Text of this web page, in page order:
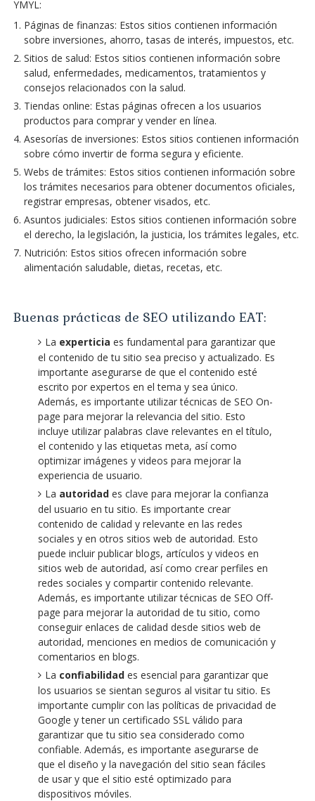
YMYL:
Páginas de finanzas: Estos sitios contienen información
sobre inversiones, ahorro, tasas de interés, impuestos, etc.
Sitios de salud: Estos sitios contienen información sobre
salud, enfermedades, medicamentos, tratamientos y
consejos relacionados con la salud.
Tiendas online: Estas páginas ofrecen a los usuarios
productos para comprar y vender en línea.
Asesorías de inversiones: Estos sitios contienen información
sobre cómo invertir de forma segura y eficiente.
Webs de trámites: Estos sitios contienen información sobre
los trámites necesarios para obtener documentos oficiales,
registrar empresas, obtener visados, etc.
Asuntos judiciales: Estos sitios contienen información sobre
el derecho, la legislación, la justicia, los trámites legales, etc.
Nutrición: Estos sitios ofrecen información sobre
alimentación saludable, dietas, recetas, etc.
Buenas prácticas de SEO utilizando EAT:
La experticia es fundamental para garantizar que
el contenido de tu sitio sea preciso y actualizado. Es
importante asegurarse de que el contenido esté
escrito por expertos en el tema y sea único.
Además, es importante utilizar técnicas de SEO On-
page para mejorar la relevancia del sitio. Esto
incluye utilizar palabras clave relevantes en el título,
el contenido y las etiquetas meta, así como
optimizar imágenes y videos para mejorar la
experiencia de usuario.
La autoridad es clave para mejorar la confianza
del usuario en tu sitio. Es importante crear
contenido de calidad y relevante en las redes
sociales y en otros sitios web de autoridad. Esto
puede incluir publicar blogs, artículos y videos en
sitios web de autoridad, así como crear perfiles en
redes sociales y compartir contenido relevante.
Además, es importante utilizar técnicas de SEO Off-
page para mejorar la autoridad de tu sitio, como
conseguir enlaces de calidad desde sitios web de
autoridad, menciones en medios de comunicación y
comentarios en blogs.
La confiabilidades esencial para garantizar que
los usuarios se sientan seguros al visitar tu sitio. Es
importante cumplir con las políticas de privacidad de
Google y tener un certificado SSL válido para
garantizar que tu sitio sea considerado como
confiable. Además, es importante asegurarse de
que el diseño y la navegación del sitio sean fáciles
de usar y que el sitio esté optimizado para
dispositivos móviles.